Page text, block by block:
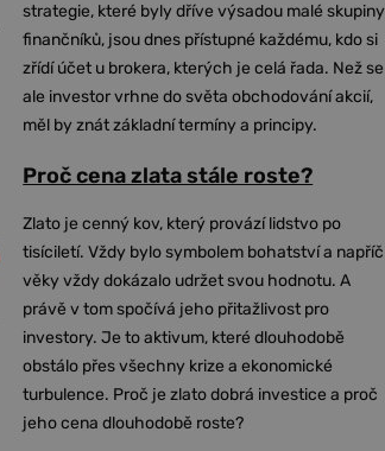
strategie, které byly dříve výsadou malé skupiny
finančníků, jsou dnes přístupné každému, kdo si
zřídí účet u brokera, kterých je celá řada. Než se
ale investor vrhne do světa obchodování akcií,
měl by znát základní termíny a principy.
Proč cena zlata stále roste?
Zlato je cenný kov, který provází lidstvo po
tisíciletí. Vždy bylo symbolem bohatství a napříč
věky vždy dokázalo udržet svou hodnotu. A
právě v tom spočívá jeho přitažlivost pro
investory. Je to aktivum, které dlouhodobě
obstálo přes všechny krize a ekonomické
turbulence. Proč je zlato dobrá investice a proč
jeho cena dlouhodobě roste?